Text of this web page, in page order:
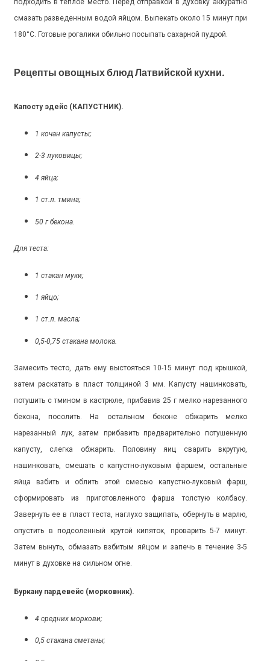
подходить в теплое место. Перед отправкой в духовку аккуратно
смазать разведенным водой яйцом. Выпекать около 15 минут при
180°С. Готовые рогалики обильно посыпать сахарной пудрой.
Рецепты овощных блюд Латвийской кухни.
Капосту эдейс (КАПУСТНИК).
1 кочан капусты;
2-3 луковицы;
4 яйца;
1 ст.л. тмина;
50 г бекона.
Для теста:
1 стакан муки;
1 яйцо;
1 ст.л. масла;
0,5-0,75 стакана молока.
Замесить тесто, дать ему выстояться 10-15 минут под крышкой,
затем раскатать в пласт толщиной 3 мм. Капусту нашинковать,
потушить с тмином в кастрюле, прибавив 25 г мелко нарезанного
бекона, посолить. На остальном беконе обжарить мелко
нарезанный лук, затем прибавить предварительно потушенную
капусту, слегка обжарить. Половину яиц сварить вкрутую,
нашинковать, смешать с капустно-луковым фаршем, остальные
яйца взбить и облить этой смесью капустно-луковый фарш,
сформировать из приготовленного фарша толстую колбасу.
Завернуть ее в пласт теста, наглухо защипать, обернуть в марлю,
опустить в подсоленный крутой кипяток, проварить 5-7 минут.
Затем вынуть, обмазать взбитым яйцом и запечь в течение 3-5
минут в духовке на сильном огне.
Буркану пардевейс (морковник).
4 средних моркови;
0,5 стакана сметаны;